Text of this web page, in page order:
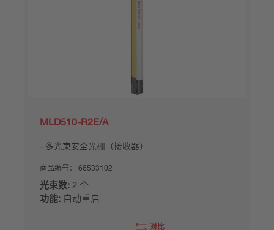
MLD510-R2E/A
多光束安全光栅（接收器）
商品编号： 66533102
光束数: 2 个
功能: 自动重启
对比